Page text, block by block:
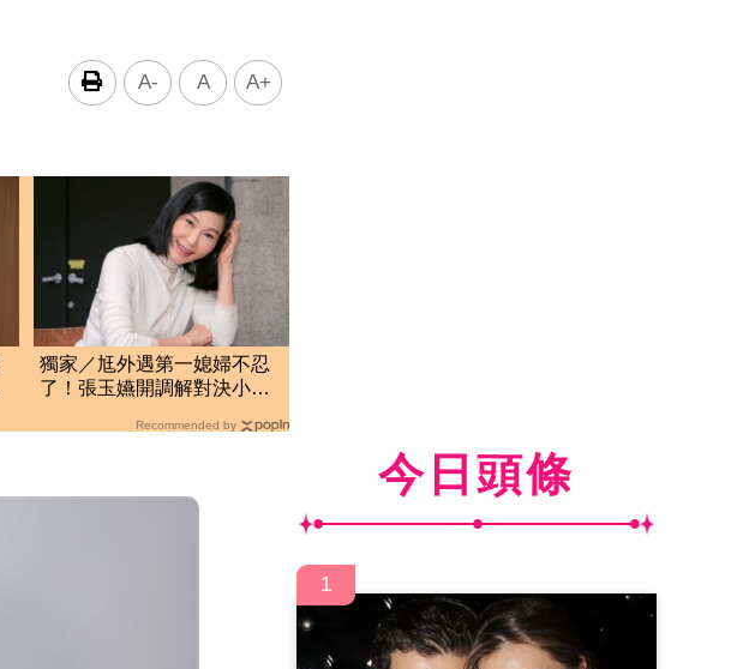
A- A A+
獨家／尪外遇第一媳婦不忍
了！張玉嬿開調解對決小
Recommended by
今日頭條
1